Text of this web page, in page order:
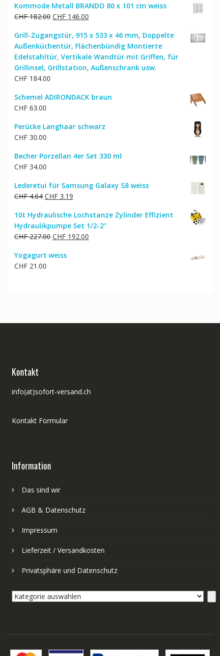
Kommode Metall BRANDO 80 x 101 cm weiss
CHF182.00 Ursprünglicher
war:
CHF 182.00
CHF146.00Aktueller
ist:
CHF 146.00.
Grill-Zugangstür, 915 x 533 x 46 mm, Doppelte
Außenküchentür, Flächenbündig Montierte
Edelstahltür, Vertikale Wandtür mit Griffen, für
Grillinsel, Grillstation, Außenschrank usw.
CHF184.00
Schemel ADIRONDACK braun
CHF63.00
Perücke Langhaar schwarz
CHF30.00
Becher Porzellan 4er Set 330 ml
CHF34.00
Lederetui für Samsung Galaxy S8 weiss
CHF4.64 Ursprünglicher
war:
CHF 4.64
CHF3.19Aktueller
ist:
CHF 3.19.
10t Hydraulische Lochstanze Zylinder Effizient
Hydraulikpumpe Set 1/2-2"
CHF227.00 Ursprünglicher
war:
CHF192.00Aktueller
Yogagurt weiss
CHF21.00
Kontakt
info(at)sofort-versand.ch
Kontakt Formular
Information
Das sind wir
AGB & Datenschutz
Impressum
Lieferzeit / Versandkosten
Privatsphäre und Datenschutz
Kategorie